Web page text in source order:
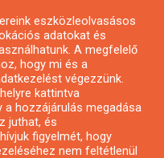
eszközleolvasásos
adatokat és
A megfelelő
hogy mi és a
végezzünk.
kattintva
a hozzájárulás megadása
juthat, és
figyelmét, hogy
nem feltétlenül